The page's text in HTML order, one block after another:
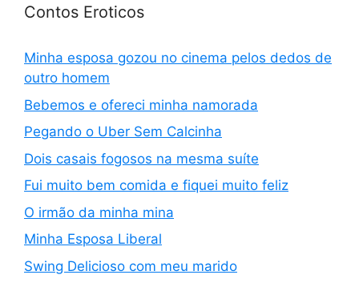
Contos Eroticos
Minha esposa gozou no cinema pelos dedos de
outro homem
Bebemos e ofereci minha namorada
Pegando o Uber Sem Calcinha
Dois casais fogosos na mesma suíte
Fui muito bem comida e fiquei muito feliz
O irmão da minha mina
Minha Esposa Liberal
Swing Delicioso com meu marido